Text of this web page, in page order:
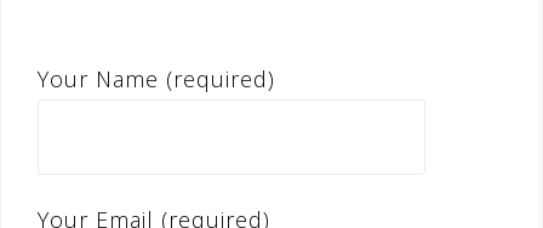
Your Name (required)
Your Email (required)